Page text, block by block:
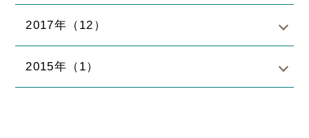
2017年（12）
2015年（1）